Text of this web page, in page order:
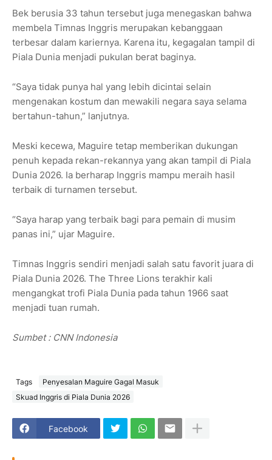
Bek berusia 33 tahun tersebut juga menegaskan bahwa
membela Timnas Inggris merupakan kebanggaan
terbesar dalam kariernya. Karena itu, kegagalan tampil di
Piala Dunia menjadi pukulan berat baginya.
“Saya tidak punya hal yang lebih dicintai selain
mengenakan kostum dan mewakili negara saya selama
bertahun-tahun,” lanjutnya.
Meski kecewa, Maguire tetap memberikan dukungan
penuh kepada rekan-rekannya yang akan tampil di Piala
Dunia 2026. Ia berharap Inggris mampu meraih hasil
terbaik di turnamen tersebut.
“Saya harap yang terbaik bagi para pemain di musim
panas ini,” ujar Maguire.
Timnas Inggris sendiri menjadi salah satu favorit juara di
Piala Dunia 2026. The Three Lions terakhir kali
mengangkat trofi Piala Dunia pada tahun 1966 saat
menjadi tuan rumah.
Sumbet : CNN Indonesia
Tags
Penyesalan Maguire Gagal Masuk
Skuad Inggris di Piala Dunia 2026
Facebook